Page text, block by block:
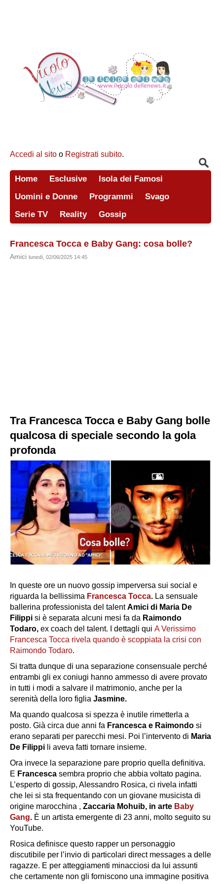
Accedi al sito o Registrati subito.
Home Esclusive
Isola dei Famosi
Uomini e Donne
Programmi
Svago
Serie TV
Reality Gossip
Francesca Tocca e Baby Gang: cosa bolle?
Amici lunedì, 02/06/2025 14:45
Tra Francesca Tocca e Baby Gang bolle
qualcosa di speciale secondo la gola
profonda
In queste ore un nuovo gossip imperversa sui social e
riguarda la bellissima Francesca Tocca. La sensuale
ballerina professionista del talentAmici di Maria De
Filippi si è separata alcuni mesi fa da Raimondo
Todaro, ex coach del talent. I dettagli qui A Verissimo
Francesca Tocca rivela quando è scoppiata la crisi con
Raimondo Todaro.
Si tratta dunque di una separazione consensuale perché
entrambi gli ex coniugi hanno ammesso di avere provato
in tutti i modi a salvare il matrimonio, anche per la
serenità della loro figlia Jasmine.
Ma quando qualcosa si spezza è inutile rimetterla a
posto. Già circa due anni fa Francesca e Raimondo si
erano separati per parecchi mesi. Poi l’intervento di Maria
De Filippi li aveva fatti tornare insieme.
Ora invece la separazione pare proprio quella definitiva.
E Francesca sembra proprio che abbia voltato pagina.
L’esperto di gossip, Alessandro Rosica, ci rivela infatti
che lei si sta frequentando con un giovane musicista di
origine marocchina , Zaccaria Mohuib, in arte Baby
Gang. È un artista emergente di 23 anni, molto seguito su
YouTube.
Rosica definisce questo rapper un personaggio
discutibile per l’invio di particolari direct messages a delle
ragazze. E per atteggiamenti minacciosi da lui assunti
che certamente non gli forniscono una immagine positiva